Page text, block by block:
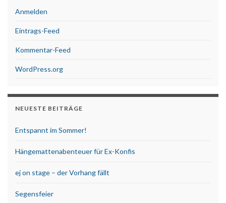
Anmelden
Eintrags-Feed
Kommentar-Feed
WordPress.org
NEUESTE BEITRÄGE
Entspannt im Sommer!
Hängemattenabenteuer für Ex-Konfis
ej on stage – der Vorhang fällt
Segensfeier